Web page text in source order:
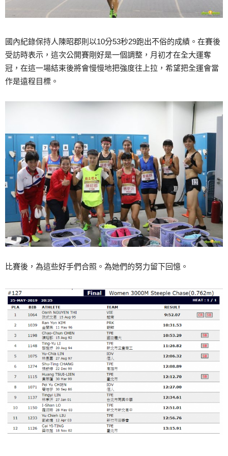
國內紀錄保持人陳昭郡則以10分53秒29跑出不俗的成績。在賽後
受訪時表示，這次公開賽剛好是一個調整，月初才在全大運奪
冠，在這一場結束後將會慢慢地把強度往上拉，希望把全運會當
作是遠程目標。
比賽後，為這些好手們合照。為她們的努力留下回憶。